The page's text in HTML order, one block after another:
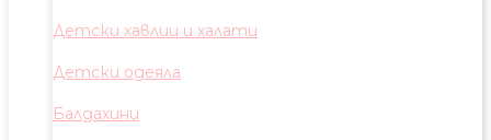
Детски хавлии и халати
Детски одеяла
Балдахини